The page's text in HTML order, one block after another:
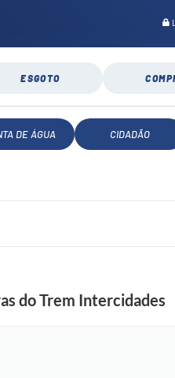
ESGOTO
DE ÁGUA CIDADÃO
do Trem Intercidades